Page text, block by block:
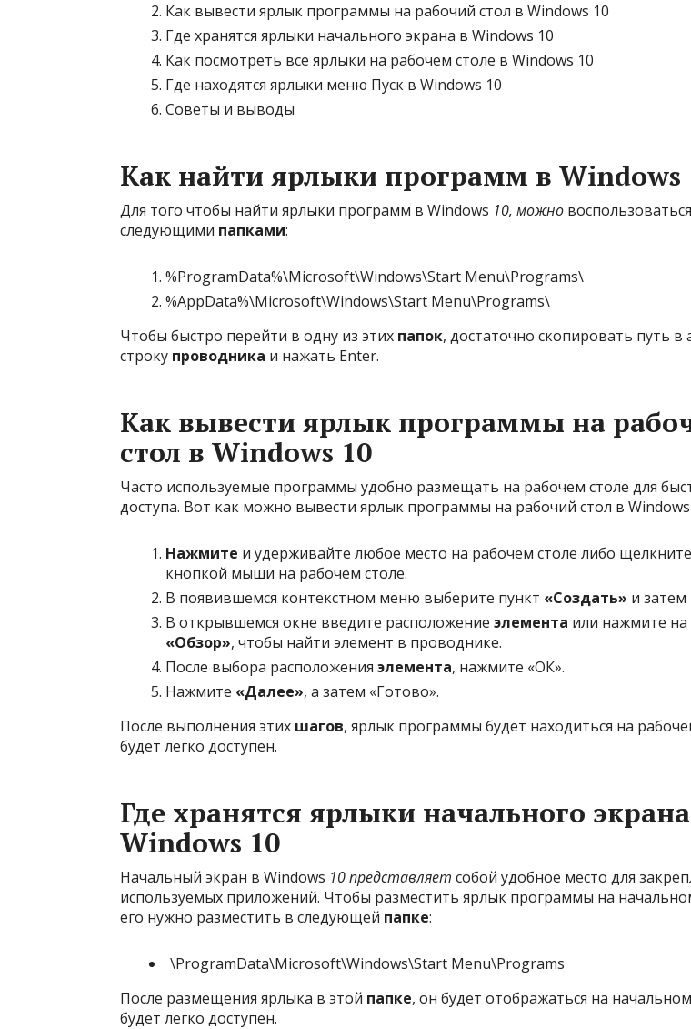
Как вывести ярлык программы на рабочий стол в Windows 10
Где хранятся ярлыки начального экрана в Windows 10
Как посмотреть все ярлыки на рабочем столе в Windows 10
Где находятся ярлыки меню Пуск в Windows 10
Советы и выводы
Как найти ярлыки программ в Windows
Для того чтобы найти ярлыки программ в Windows 10, можно воспользоваться
следующими папками:
%ProgramData%\Microsoft\Windows\Start Menu\Programs\
%AppData%\Microsoft\Windows\Start Menu\Programs\
Чтобы быстро перейти в одну из этих папок, достаточно скопировать путь в
строку проводника и нажать Enter.
Как вывести ярлык программы на
стол в Windows 10
Часто используемые программы удобно размещать на рабочем столе для
доступа. Вот как можно вывести ярлык программы на рабочий стол в Windows
Нажмите и удерживайте любое место на рабочем столе либо
кнопкой мыши на рабочем столе.
В появившемся контекстном меню выберите пункт «Создать» и затем
В открывшемся окне введите расположение элемента или нажмите на
«Обзор», чтобы найти элемент в проводнике.
После выбора расположения элемента, нажмите «ОК».
Нажмите «Далее», а затем «Готово».
После выполнения этих шагов, ярлык программы будет находиться на
будет легко доступен.
Где хранятся ярлыки начального
Windows 10
Начальный экран в Windows 10 представляет собой удобное место для
используемых приложений. Чтобы разместить ярлык программы на
его нужно разместить в следующей папке:
\ProgramData\Microsoft\Windows\Start Menu\Programs
После размещения ярлыка в этой папке, он будет отображаться на начальном
будет легко доступен.